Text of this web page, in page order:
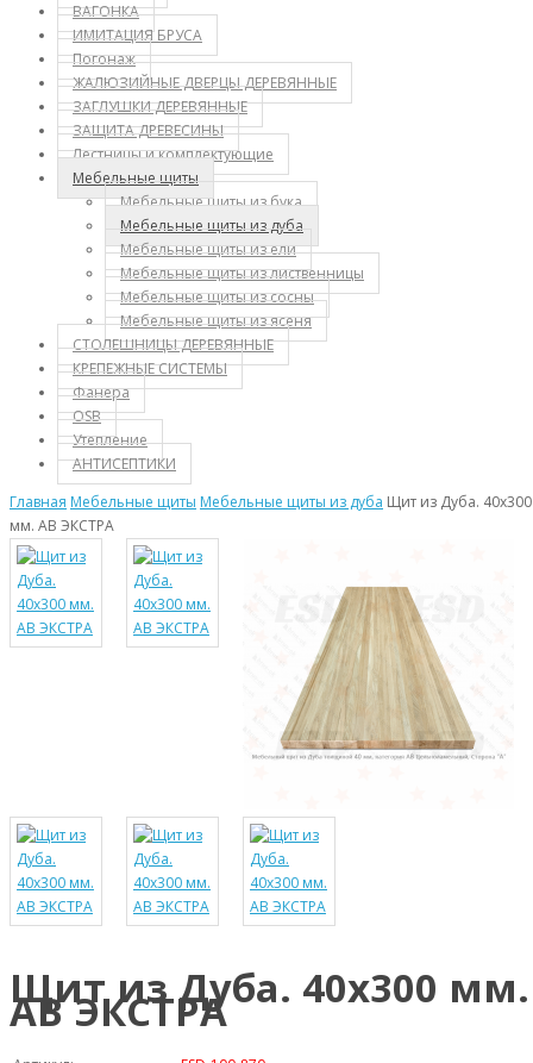
ВАГОНКА
ИМИТАЦИЯ БРУСА
Погонаж
ЖАЛЮЗИЙНЫЕ ДВЕРЦЫ ДЕРЕВЯННЫЕ
ЗАГЛУШКИ ДЕРЕВЯННЫЕ
ЗАЩИТА ДРЕВЕСИНЫ
Лестницы и комплектующие
Мебельные щиты
Мебельные щиты из бука
Мебельные щиты из дуба
Мебельные щиты из ели
Мебельные щиты из лиственницы
Мебельные щиты из сосны
Мебельные щиты из ясеня
СТОЛЕШНИЦЫ ДЕРЕВЯННЫЕ
КРЕПЕЖНЫЕ СИСТЕМЫ
Фанера
OSB
Утепление
АНТИСЕПТИКИ
Главная Мебельные щиты Мебельные щиты из дуба Щит из Дуба. 40х300
мм. AB ЭКСТРА
Щит из Дуба. 40х300 мм.
AB ЭКСТРА